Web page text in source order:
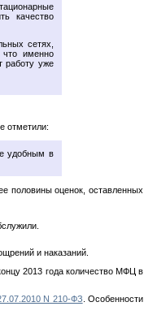
качество
сетях,
именно
работу уже
отметили:
удобным в
половины оценок, оставленных
и наказаний.
2013 года количество МФЦ в
N 210-ФЗ . Особенности